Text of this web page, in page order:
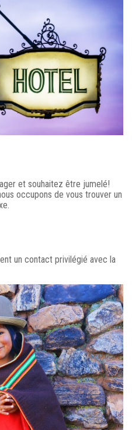
et souhaitez être jumelé!
occupons de vous trouver un
un contact privilégié avec la